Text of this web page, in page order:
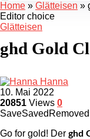
Home » Glätteisen »
Editor choice
Glätteisen
ghd Gold
Hanna
10. Mai 2022
20851 Views 0
SaveSaved Removed
Go for gold! Der ghd